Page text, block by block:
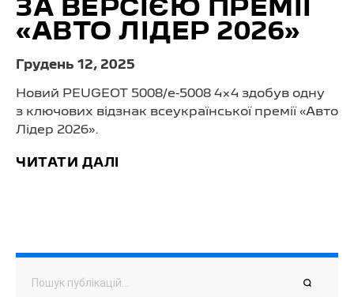
ЗА ВЕРСІЄЮ ПРЕМІЇ
«АВТО ЛІДЕР 2026»
Грудень 12, 2025
Новий PEUGEOT 5008/e-5008 4×4 здобув одну
з ключових відзнак всеукраїнської премії «Авто
Лідер 2026».
ЧИТАТИ ДАЛІ